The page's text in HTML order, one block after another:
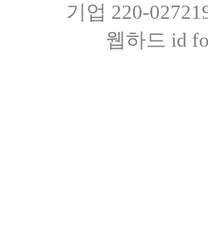
기업 220-
웹하드 id